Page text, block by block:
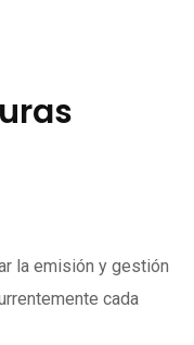
la emisión y gestión
cada